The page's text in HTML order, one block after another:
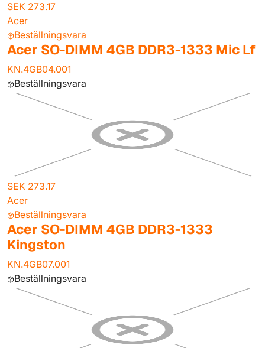
SEK 273.17
Acer
Beställningsvara
Acer SO-DIMM 4GB DDR3-1333 Mic Lf
KN.4GB04.001
Beställningsvara
SEK 273.17
Acer
Beställningsvara
Acer SO-DIMM 4GB DDR3-1333
Kingston
KN.4GB07.001
Beställningsvara